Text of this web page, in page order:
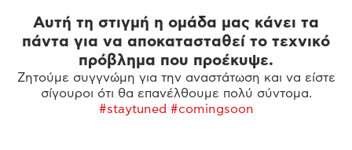
Αυτή τη στιγμή η ομάδα μας κάνει τα
πάντα για να αποκατασταθεί το τεχνικό
πρόβλημα που προέκυψε.
Ζητούμε συγγνώμη για την αναστάτωση και να είστε
σίγουροι ότι θα επανέλθουμε πολύ σύντομα.
#staytuned #comingsoon